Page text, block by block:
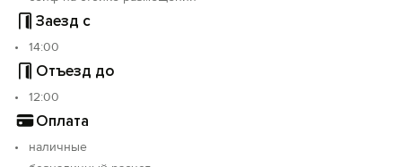
Заезд с
14:00
Отъезд до
12:00
Оплата
наличные